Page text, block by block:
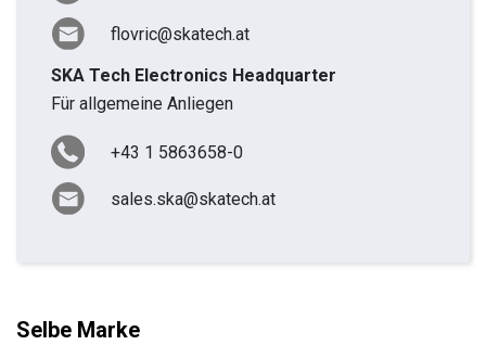
flovric@skatech.at
SKA Tech Electronics Headquarter
Für allgemeine Anliegen
+43 1 5863658-0
sales.ska@skatech.at
Selbe Marke